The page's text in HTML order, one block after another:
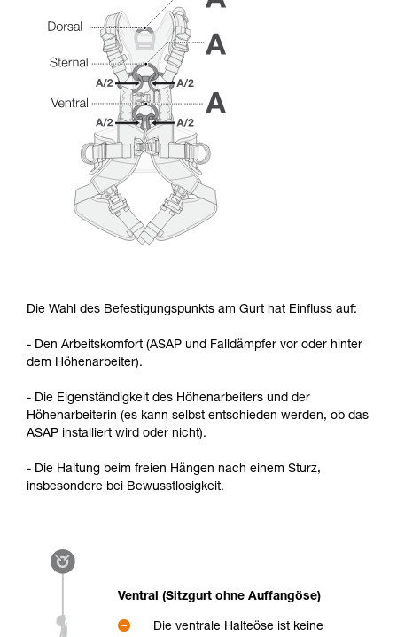
Die Wahl des Befestigungspunkts am Gurt hat Einfluss auf:
- Den Arbeitskomfort (ASAP und Falldämpfer vor oder hinter
dem Höhenarbeiter).
- Die Eigenständigkeit des Höhenarbeiters und der
Höhenarbeiterin (es kann selbst entschieden werden, ob das
ASAP installiert wird oder nicht).
- Die Haltung beim freien Hängen nach einem Sturz,
insbesondere bei Bewusstlosigkeit.
Ventral (Sitzgurt ohne Auffangöse)
Die ventrale Halteöse ist keine